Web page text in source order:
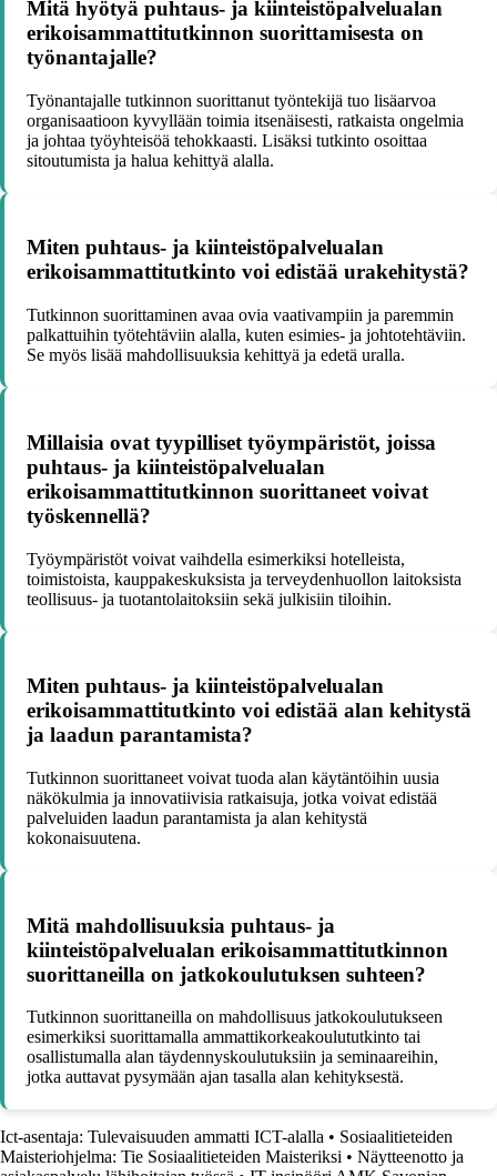
Mitä hyötyä puhtaus- ja kiinteistöpalvelualan
erikoisammattitutkinnon suorittamisesta on
työnantajalle?
Työnantajalle tutkinnon suorittanut työntekijä tuo lisäarvoa
organisaatioon kyvyllään toimia itsenäisesti, ratkaista ongelmia
ja johtaa työyhteisöä tehokkaasti. Lisäksi tutkinto osoittaa
sitoutumista ja halua kehittyä alalla.
Miten puhtaus- ja kiinteistöpalvelualan
erikoisammattitutkinto voi edistää urakehitystä?
Tutkinnon suorittaminen avaa ovia vaativampiin ja paremmin
palkattuihin työtehtäviin alalla, kuten esimies- ja johtotehtäviin.
Se myös lisää mahdollisuuksia kehittyä ja edetä uralla.
Millaisia ovat tyypilliset työympäristöt, joissa
puhtaus- ja kiinteistöpalvelualan
erikoisammattitutkinnon suorittaneet voivat
työskennellä?
Työympäristöt voivat vaihdella esimerkiksi hotelleista,
toimistoista, kauppakeskuksista ja terveydenhuollon laitoksista
teollisuus- ja tuotantolaitoksiin sekä julkisiin tiloihin.
Miten puhtaus- ja kiinteistöpalvelualan
erikoisammattitutkinto voi edistää alan kehitystä
ja laadun parantamista?
Tutkinnon suorittaneet voivat tuoda alan käytäntöihin uusia
näkökulmia ja innovatiivisia ratkaisuja, jotka voivat edistää
palveluiden laadun parantamista ja alan kehitystä
kokonaisuutena.
Mitä mahdollisuuksia puhtaus- ja
kiinteistöpalvelualan erikoisammattitutkinnon
suorittaneilla on jatkokoulutuksen suhteen?
Tutkinnon suorittaneilla on mahdollisuus jatkokoulutukseen
esimerkiksi suorittamalla ammattikorkeakoulututkinto tai
osallistumalla alan täydennyskoulutuksiin ja seminaareihin,
jotka auttavat pysymään ajan tasalla alan kehityksestä.
Ict-asentaja: Tulevaisuuden ammatti ICT-alalla • Sosiaalitieteiden
Maisteriohjelma: Tie Sosiaalitieteiden Maisteriksi • Näytteenotto ja